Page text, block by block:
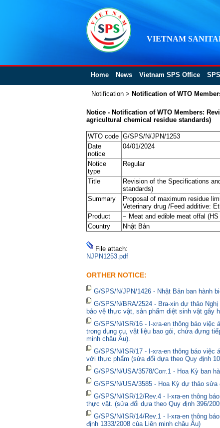
VIETNAM
Home News Vietnam SPS Office
Notification> Notification of WTO
Notice - Notification of WTO Members:
agricultural chemical residue standards)
WTO code G/SPS/N/JPN/1253
Date
notice
04/01/2024
Notice
type
Regular
Title
Revision of the Specifications
standards)
Summary
Proposal of maximum residue
Veterinary drug /Feed additive:
Product
− Meat and edible meat offal
Country
Nhật Bản
File attach:
NJPN1253.pdf
ORTHER NOTICE:
G/SPS/N/JPN/1426 - Nhật Bản ban hành
G/SPS/N/BRA/2524 - Bra-xin dự thảo
bảo vệ thực vật, sản phẩm diệt sinh vật gây
G/SPS/N/ISR/16 - I-xra-en thông báo
trong dụng cụ, vật liệu bao gói, chứa đựng
minh châu Âu).
G/SPS/N/ISR/17 - I-xra-en thông báo
với thực phẩm (sửa đổi dựa theo Quy định
G/SPS/N/USA/3578/Corr.1 - Hoa Kỳ ban
G/SPS/N/USA/3585 - Hoa Kỳ dự thảo
G/SPS/N/ISR/12/Rev.4 - I-xra-en thông
thực vật. (sửa đổi dựa theo Quy định 396/
G/SPS/N/ISR/14/Rev.1 - I-xra-en thông
định 1333/2008 của Liên minh châu Âu)